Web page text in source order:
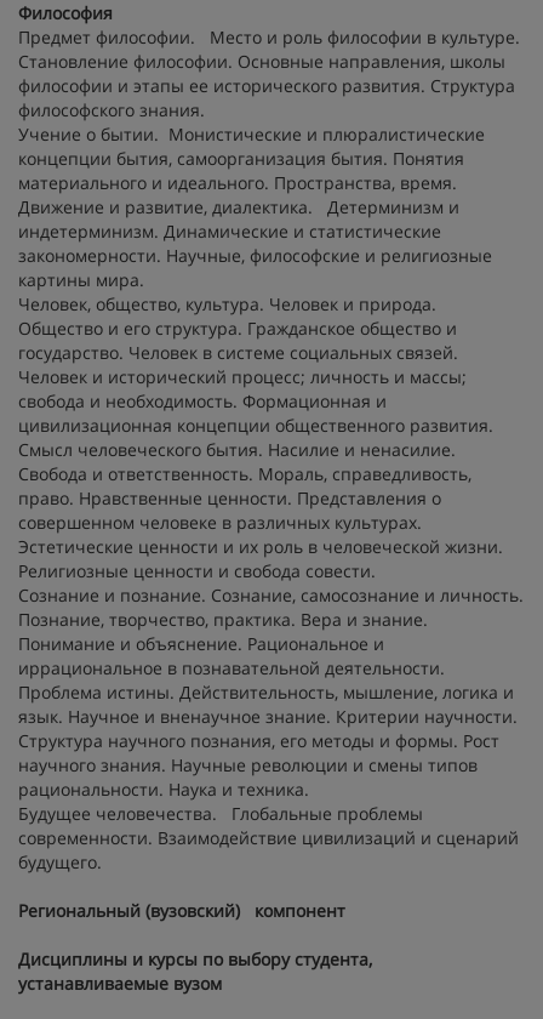
Философия
Предмет философии. Место и роль философии в культуре.
Становление философии. Основные направления, школы
философии и этапы ее исторического развития. Структура
философского знания.
Учение о бытии. Монистические и плюралистические
концепции бытия, самоорганизация бытия. Понятия
материального и идеального. Пространства, время.
Движение и развитие, диалектика. Детерминизм и
индетерминизм. Динамические и статистические
закономерности. Научные, философские и религиозные
картины мира.
Человек, общество, культура. Человек и природа.
Общество и его структура. Гражданское общество и
государство. Человек в системе социальных связей.
Человек и исторический процесс; личность и массы;
свобода и необходимость. Формационная и
цивилизационная концепции общественного развития.
Смысл человеческого бытия. Насилие и ненасилие.
Свобода и ответственность. Мораль, справедливость,
право. Нравственные ценности. Представления о
совершенном человеке в различных культурах.
Эстетические ценности и их роль в человеческой жизни.
Религиозные ценности и свобода совести.
Сознание и познание. Сознание, самосознание и личность.
Познание, творчество, практика. Вера и знание.
Понимание и объяснение. Рациональное и
иррациональное в познавательной деятельности.
Проблема истины. Действительность, мышление, логика и
язык. Научное и вненаучное знание. Критерии научности.
Структура научного познания, его методы и формы. Рост
научного знания. Научные революции и смены типов
рациональности. Наука и техника.
Будущее человечества. Глобальные проблемы
современности. Взаимодействие цивилизаций и сценарий
будущего.
Региональный (вузовский) компонент
Дисциплины и курсы по выбору студента,
устанавливаемые вузом